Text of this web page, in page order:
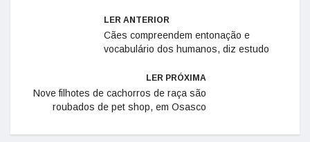
LER ANTERIOR
Cães compreendem entonação e
vocabulário dos humanos, diz estudo
LER PRÓXIMA
Nove filhotes de cachorros de raça são
roubados de pet shop, em Osasco